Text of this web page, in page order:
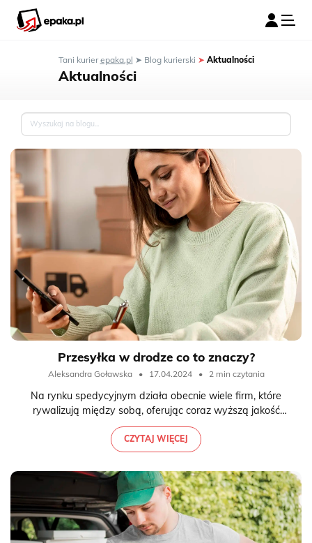
Tani kurierepaka.pl ➤ Blog kurierski ➤ Aktualności
Aktualności
Przesyłka w drodze co to znaczy?
Aleksandra Goławska • 17.04.2024 • 2 min czytania
Na rynku spedycyjnym działa obecnie wiele firm, które
rywalizują między sobą, oferując coraz wyższą jakość
obsługi klientów indywidualnych i korporacyjnych. Dla
odbiorców znaczenie ma jednak nie tylko maksymalne
skrócenie czasu dostawy, ale też różnego rodzaju usługi
dodatkowe, w tym rozwiązania polegające na śledzeniu
przesyłki. Jak rozumieć jej status i co tak naprawdę
oznacza, że przesyłka jest w drodze? Wyjaśniamy!
CZYTAJ WIĘCEJ